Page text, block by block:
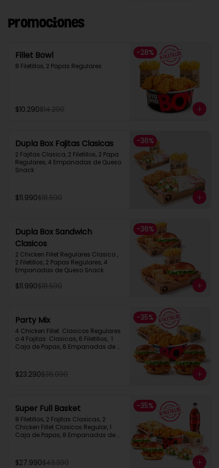
Promociones
-28%
Fillet Bowl
8 Filetillos, 2 Papas Regulares
$10.290$14.290
-36%
Dupla Box Fajitas Clasicas
2 Fajitas Clasica, 2 Filetillos, 2 Papa
Regulares, 4 Empanadas de Queso
Snack
$11.990$18.590
-36%
Dupla Box Sandwich
Clasicos
2 Chicken Fillet Regulares Clasico ,
2 Filetillos, 2 Papas Regulares, 4
Empanadas de Queso Snack
$11.990$18.590
-35%
Party Mix
4 Chicken Fillet  Clasicos Regulares
o 4 Fajitas  Clasicas, 6 Filetillos,  1
Caja de Papas, 6 Empanadas de
$23.290$36.090
-35%
Super Full Basket
8 Filetillos, 2 Fajitas Clasicas, 2
Chicken Fillet Clasicos Regular, 1
Caja de Papas, 8 Empanadas de
$27.990$43.390